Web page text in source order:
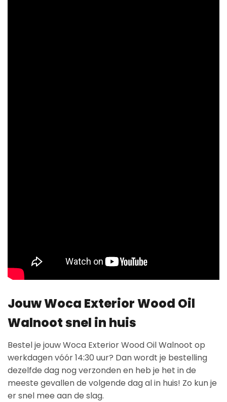
Jouw Woca Exterior Wood Oil
Walnoot snel in huis
Bestel je jouw Woca Exterior Wood Oil Walnoot op
werkdagen vóór 14:30 uur? Dan wordt je bestelling
dezelfde dag nog verzonden en heb je het in de
meeste gevallen de volgende dag al in huis! Zo kun je
er snel mee aan de slag.